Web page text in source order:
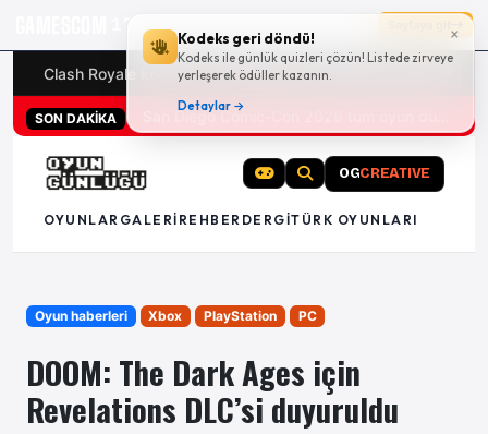
×
Kodeks geri döndü!
Kodeks ile günlük quizleri çözün! Listede zirveye
yerleşerek ödüller kazanın.
Detaylar →
17g 18:58:46
Clash Royale kodları Türk oyunları (PC ve konsollar) -
SON DAKİKA
OGCREATIVE
OYUNLAR GALERI REHBER DERGITÜRK OYUNLARI
Oyun haberleri Xbox PlayStation PC
DOOM: The Dark Ages için
Revelations DLC’si duyuruldu